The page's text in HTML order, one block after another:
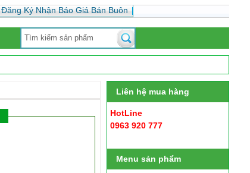
Đăng Ký Nhận Báo Giá Bán Buôn
Liên hệ mua hàng
HotLine
0963 920 777
Menu sản phẩm